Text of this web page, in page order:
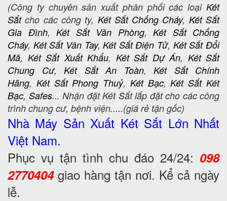
(Công ty chuyên sản xuất phân phối các loại Két
Sắtcho các công ty, Két Sắt Chống Cháy, Két Sắt
Gia Đình, Két Sắt Văn Phòng, Két Sắt Chống
Cháy, Két Sắt Vân Tay,Két Sắt Điện Tử, Két Sắt Đổi
Mã, Két Sắt Xuất Khẩu, Két Sắt Dự Án, Két Sắt
Chung Cư, Két Sắt An Toàn, Két Sắt Chính
Hãng, Két Sắt Phong Thuỷ, Két Bạc,Két Sắt Két
Bạc, Safes... Nhận đặt Két Sắt lắp đặt cho các công
trình chung cư, bệnh viện.....(giá rẻ tận gốc)
Nhà Máy Sản Xuất Két Sắt Lớn Nhất
Việt Nam.
Phục vụ tận tình chu đáo 24/24: 098
2770404giao hàng tận nơi. Kể cả ngày
lễ.